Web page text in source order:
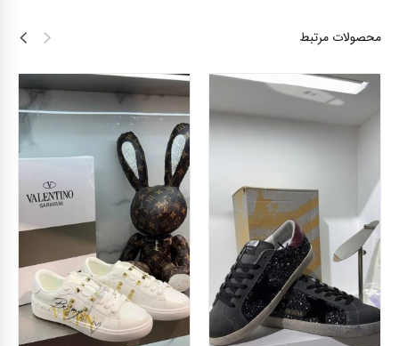
محصولات مرتبط